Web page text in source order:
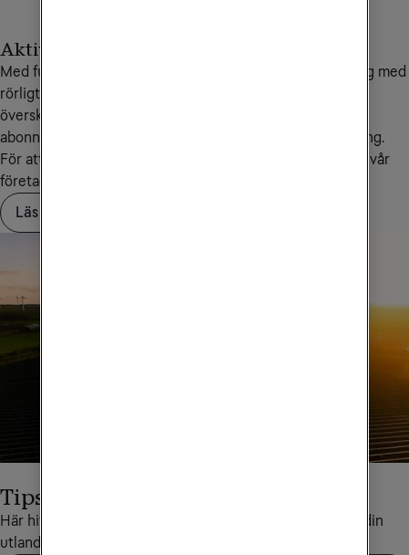
Aktivera Saldotak
Med funktionen Saldotak kan du som har ett abonnemang med
rörligt pris sätta en spärr vid ett belopp som inte får
överskridas. När saldotaket är uppnått spärras ditt
abonnemang samt eventuella gratistjänster för användning.
För att aktivera, ändra eller ta bort saldotak kontaktar du vår
företagskundservice på
Läs mer om Saldotak
Tips för utlandsresor
Här hittar du det mesta som rör data och telefoni under din
utlandsresa.